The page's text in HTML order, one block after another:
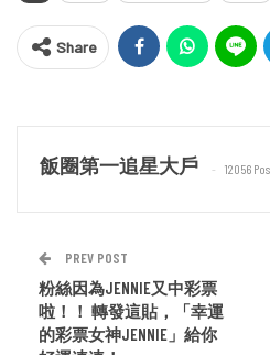
Share
飯圈第一追星大戶 12056
PREV POST
粉絲因為JENNIE又中彩票
啦！！ 轉發這貼，「幸運
的彩票女神JENNIE」給你